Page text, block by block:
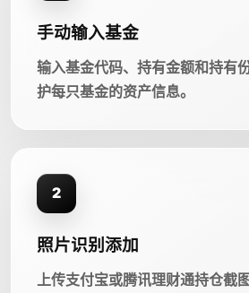
手动输入基金
输入基金代码、持有金额和持有
护每只基金的资产信息。
2
照片识别添加
上传支付宝或腾讯理财通持仓截